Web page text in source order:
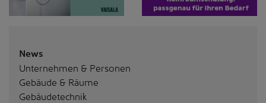
News
Unternehmen & Personen
Gebäude & Räume
Gebäudetechnik